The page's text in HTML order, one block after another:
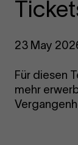
23 May
Für diesen
mehr